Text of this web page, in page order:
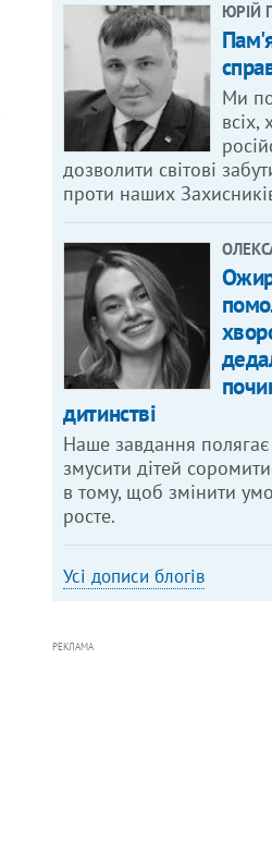
ЮРІЙ
Ми
всіх,
дозволити світові
проти наших
дитинстві
Наше завдання
змусити дітей
в тому, щоб змінити
росте.
Усі дописи блогів
РЕКЛАМА